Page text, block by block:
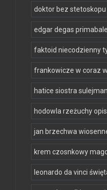
doktor bez stetoskopu
edgar degas
faktoid niecodzienny
frankowicze w coraz
hatice siostra
hodowla rzeżuchy
jan brzechwa
krem czosnkowy
leonardo da vinci